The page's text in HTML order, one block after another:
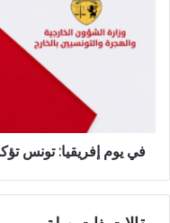
في يوم إفريقيا: تونس